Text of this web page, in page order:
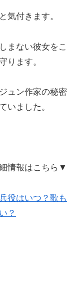
気付きます。
まない彼女をこ
ります。
ュン作家の秘密
いました。
情報はこちら▼
役はいつ？歌も
？